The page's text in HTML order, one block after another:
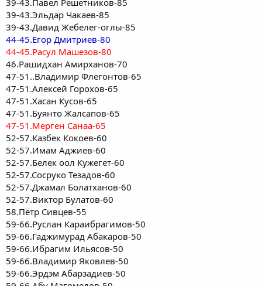
39-43.Павел Решетников-85
39-43.Эльдар Чакаев-85
39-43.Давид Жебелег-оглы-85
44-45.Егор Дмитриев-80
44-45.Расул Машезов-80
46.Рашидхан Амирханов-70
47-51..Владимир Флегонтов-65
47-51.Алексей Горохов-65
47-51.Хасан Кусов-65
47-51.Буянто Жалсапов-65
47-51.Мерген Санаа-65
52-57.Казбек Кокоев-60
52-57.Имам Аджиев-60
52-57.Белек оол Кужегет-60
52-57.Сосруко Тезадов-60
52-57.Джамал Болатханов-60
52-57.Виктор Булатов-60
58.Пётр Сивцев-55
59-66.Руслан Караибрагимов-50
59-66.Гаджимурад Абакаров-50
59-66.Ибрагим Ильясов-50
59-66.Владимир Яковлев-50
59-66.Эрдэм Абарзадиев-50